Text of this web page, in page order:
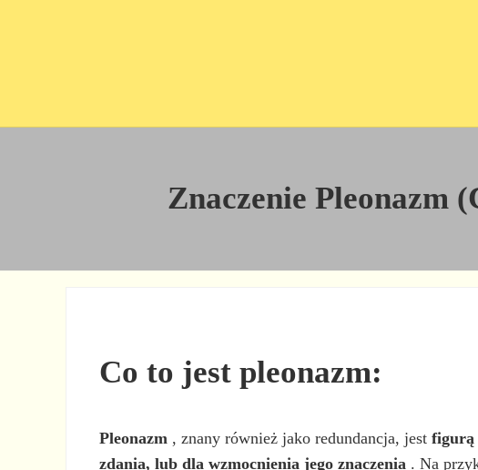
Znaczenie Pleonazm
Co to jest pleonazm:
Pleonazm , znany również jako redundancja, jestfigurą
zdania, lub dla wzmocnienia jego znaczenia . Na